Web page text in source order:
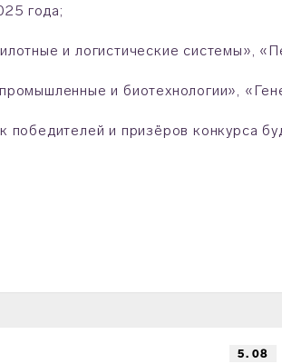
года;
и логистические системы»,
и биотехнологии»,
победителей и призёров конкурса
5. 08